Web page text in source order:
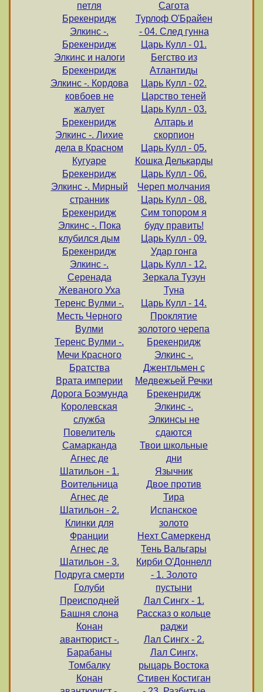
петля
Брекенридж
Элкинс -.
Брекенридж
Элкинс и налоги
Брекенридж
Элкинс -. Кордова
ковбоев не
жалует
Брекенридж
Элкинс -. Лихие
дела в Красном
Кугуаре
Брекенридж
Элкинс -. Мирный
странник
Брекенридж
Элкинс -. Пока
клубился дым
Брекенридж
Элкинс -.
Серенада
Жеваного Уха
Теренс Вулми -.
Месть Черного
Вулми
Теренс Вулми -.
Мечи Красного
Братства
Врата империи
Дорога Боэмунда
Королевская
служба
Повелитель
Самарканда
Агнес де
Шатильон - 1.
Воительница
Агнес де
Шатильон - 2.
Клинки для
Франции
Агнес де
Шатильон - 3.
Подруга смерти
Голуби
Преисподней
Башня слона
Конан
авантюрист -.
Барабаны
Томбалку
Конан
Сагота
Турлоф О'Брайен
- 04. След гунна
Царь Кулл - 01.
Бегство из
Атлантиды
Царь Кулл - 02.
Царство теней
Царь Кулл - 03.
Алтарь и
скорпион
Царь Кулл - 05.
Кошка Делькарды
Царь Кулл - 06.
Череп молчания
Царь Кулл - 08.
Сим топором я
буду править!
Царь Кулл - 09.
Удар гонга
Царь Кулл - 12.
Зеркала Тузун
Туна
Царь Кулл - 14.
Проклятие
золотого черепа
Брекенридж
Элкинс -.
Джентльмен с
Медвежьей Речки
Брекенридж
Элкинс -.
Элкинсы не
сдаются
Твои школьные
дни
Язычник
Двое против
Тира
Испанское
золото
Нехт Самеркенд
Тень Вальгары
Кирби О'Доннелл
- 1. Золото
пустыни
Лал Сингх - 1.
Рассказ о кольце
раджи
Лал Сингх - 2.
Лал Сингх,
рыцарь Востока
Стивен Костиган